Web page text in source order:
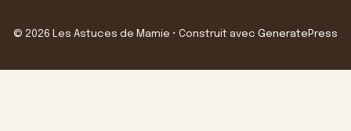
© 2026 Les Astuces de Mamie • Construit avec GeneratePress